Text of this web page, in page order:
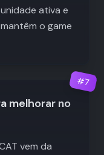
ativa e
o game
#7
melhorar no
vem da